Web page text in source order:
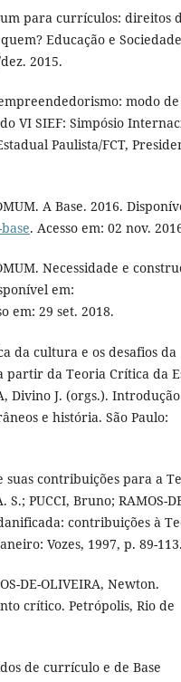
para currículos: direitos
Educação e
2015.
modo
VI SIEF: Simpósio
Paulista/FCT,
A Base. 2016.
. Acesso em: 02 nov.
Necessidade e
em:
em: 29 set. 2018.
da cultura e os desafios da
partir da Teoria Crítica da
Divino J. (orgs.).
e história. São Paulo:
suas contribuições para a
PUCCI, Bruno; RAMOS-
contribuições à
Vozes, 1997, p. 89-113.
DE-OLIVEIRA, Newton.
crítico. Petrópolis, Rio de
de currículo e de Base